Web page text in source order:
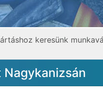
keresünk